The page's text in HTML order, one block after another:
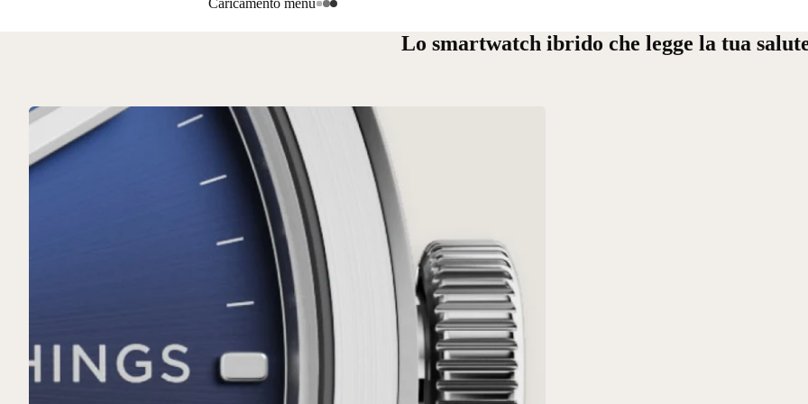
Caricamento menu
Lo smartwatch ibrido che legge la tua